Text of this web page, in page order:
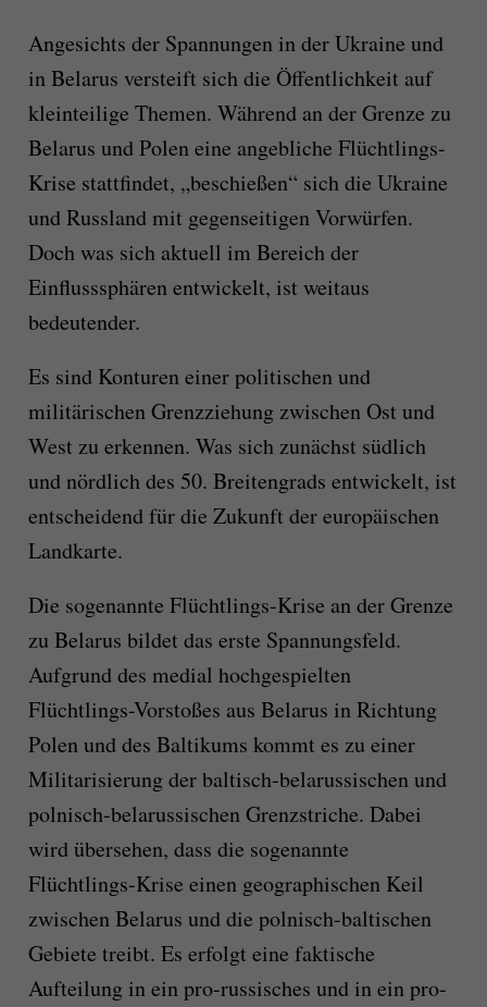
Angesichts der Spannungen in der Ukraine und
in Belarus versteift sich die Öffentlichkeit auf
kleinteilige Themen. Während an der Grenze zu
Belarus und Polen eine angebliche Flüchtlings-
Krise stattfindet, „beschießen“ sich die Ukraine
und Russland mit gegenseitigen Vorwürfen.
Doch was sich aktuell im Bereich der
Einflusssphären entwickelt, ist weitaus
bedeutender.
Es sind Konturen einer politischen und
militärischen Grenzziehung zwischen Ost und
West zu erkennen. Was sich zunächst südlich
und nördlich des 50. Breitengrads entwickelt, ist
entscheidend für die Zukunft der europäischen
Landkarte.
Die sogenannte Flüchtlings-Krise an der Grenze
zu Belarus bildet das erste Spannungsfeld.
Aufgrund des medial hochgespielten
Flüchtlings-Vorstoßes aus Belarus in Richtung
Polen und des Baltikums kommt es zu einer
Militarisierung der baltisch-belarussischen und
polnisch-belarussischen Grenzstriche. Dabei
wird übersehen, dass die sogenannte
Flüchtlings-Krise einen geographischen Keil
zwischen Belarus und die polnisch-baltischen
Gebiete treibt. Es erfolgt eine faktische
Aufteilung in ein pro-russisches und in ein pro-